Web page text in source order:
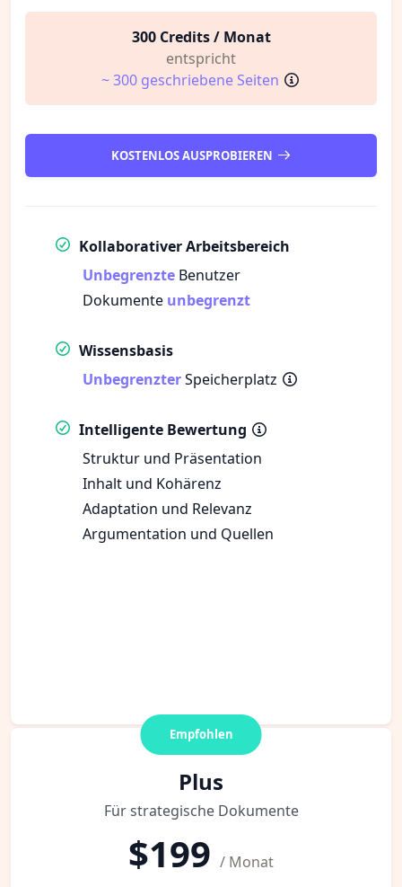
300 Credits / Monat
entspricht
~ 300 geschriebene Seiten
KOSTENLOS AUSPROBIEREN
Kollaborativer Arbeitsbereich
Unbegrenzte Benutzer
Dokumente unbegrenzt
Wissensbasis
UnbegrenzterSpeicherplatz
Intelligente Bewertung
Struktur und Präsentation
Inhalt und Kohärenz
Adaptation und Relevanz
Argumentation und Quellen
Empfohlen
Plus
Für strategische Dokumente
$199 / Monat